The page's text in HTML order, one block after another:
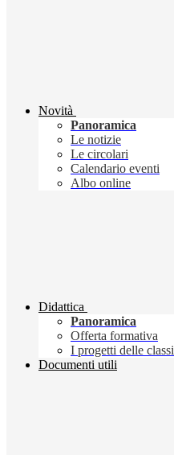
Novità
Panoramica
Le notizie
Le circolari
Calendario eventi
Albo online
Didattica
Panoramica
Offerta formativa
I progetti delle classi
Documenti utili